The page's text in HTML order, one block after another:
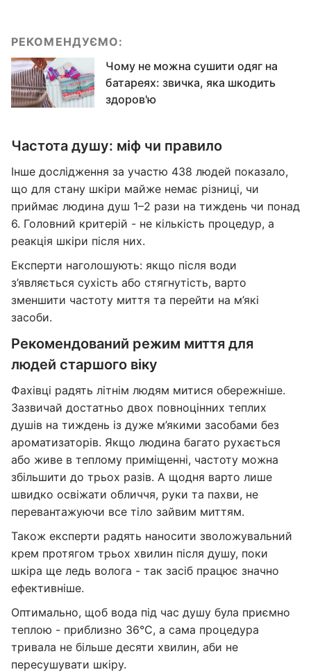
РЕКОМЕНДУЄМО:
Чому не можна сушити одяг на
батареях: звичка, яка шкодить
здоров'ю
Частота душу: міф чи правило
Інше дослідження за участю 438 людей показало,
що для стану шкіри майже немає різниці, чи
приймає людина душ 1–2 рази на тиждень чи понад
6. Головний критерій - не кількість процедур, а
реакція шкіри після них.
Експерти наголошують: якщо після води
з’являється сухість або стягнутість, варто
зменшити частоту миття та перейти на м’які
засоби.
Рекомендований режим миття для
людей старшого віку
Фахівці радять літнім людям митися обережніше.
Зазвичай достатньо двох повноцінних теплих
душів на тиждень із дуже м’якими засобами без
ароматизаторів. Якщо людина багато рухається
або живе в теплому приміщенні, частоту можна
збільшити до трьох разів. А щодня варто лише
швидко освіжати обличчя, руки та пахви, не
перевантажуючи все тіло зайвим миттям.
Також експерти радять наносити зволожувальний
крем протягом трьох хвилин після душу, поки
шкіра ще ледь волога - так засіб працює значно
ефективніше.
Оптимально, щоб вода під час душу була приємно
теплою - приблизно 36°C, а сама процедура
тривала не більше десяти хвилин, аби не
пересушувати шкіру.